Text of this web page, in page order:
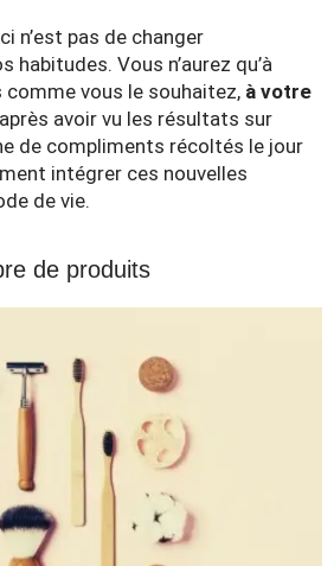
n’est pas de changer
habitudes. Vous n’aurez qu’à
vous le souhaitez, à votre
avoir vu les résultats sur
de compliments récoltés le jour
intégrer ces nouvelles
de vie.
de produits